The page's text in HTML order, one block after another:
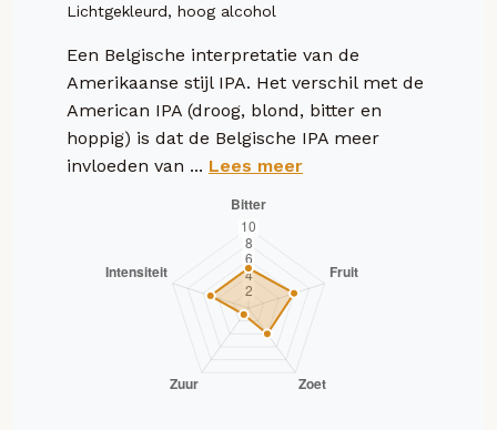
Lichtgekleurd, hoog alcohol
Een Belgische interpretatie van de
Amerikaanse stijl IPA. Het verschil met de
American IPA (droog, blond, bitter en
hoppig) is dat de Belgische IPA meer
invloeden van ... Lees meer